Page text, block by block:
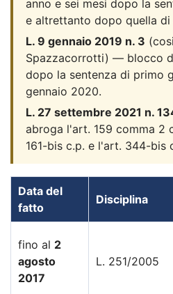
anno e sei mesi dopo la
e altrettanto dopo quella di
L. 9 gennaio 2019 n. 3
Spazzacorrotti) — blocco
dopo la sentenza di primo
gennaio 2020.
L. 27 settembre 2021 n.
abroga l'art. 159 comma 2
161-bis c.p. e l'art. 344-bis
Data del
fatto
Disciplina
fino al 2
agosto
2017
L. 251/2005